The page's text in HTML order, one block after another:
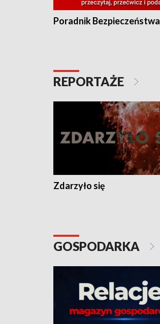
Poradnik Bezpieczeństwa
REPORTAŻE
Zdarzyło się
GOSPODARKA